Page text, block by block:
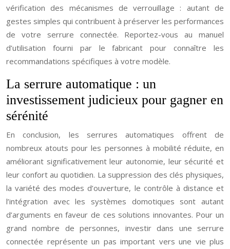
vérification des mécanismes de verrouillage : autant de
gestes simples qui contribuent à préserver les performances
de votre serrure connectée. Reportez-vous au manuel
d’utilisation fourni par le fabricant pour connaître les
recommandations spécifiques à votre modèle.
La serrure automatique : un
investissement judicieux pour gagner en
sérénité
En conclusion, les serrures automatiques offrent de
nombreux atouts pour les personnes à mobilité réduite, en
améliorant significativement leur autonomie, leur sécurité et
leur confort au quotidien. La suppression des clés physiques,
la variété des modes d’ouverture, le contrôle à distance et
l’intégration avec les systèmes domotiques sont autant
d’arguments en faveur de ces solutions innovantes. Pour un
grand nombre de personnes, investir dans une serrure
connectée représente un pas important vers une vie plus